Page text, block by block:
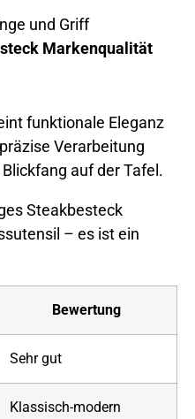
und Griff
Markenqualität
funktionale Eleganz
Verarbeitung
auf der Tafel.
Steakbesteck
– es ist ein
Bewertung
Sehr gut
Klassisch-modern